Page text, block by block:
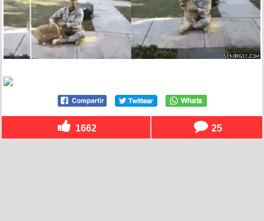
1662 25